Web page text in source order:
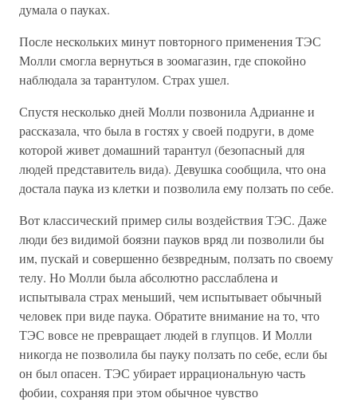
думала о пауках.
После нескольких минут повторного применения ТЭС
Молли смогла вернуться в зоомагазин, где спокойно
наблюдала за тарантулом. Страх ушел.
Спустя несколько дней Молли позвонила Адрианне и
рассказала, что была в гостях у своей подруги, в доме
которой живет домашний тарантул (безопасный для
людей представитель вида). Девушка сообщила, что она
достала паука из клетки и позволила ему ползать по себе.
Вот классический пример силы воздействия ТЭС. Даже
люди без видимой боязни пауков вряд ли позволили бы
им, пускай и совершенно безвредным, ползать по своему
телу. Но Молли была абсолютно расслаблена и
испытывала страх меньший, чем испытывает обычный
человек при виде паука. Обратите внимание на то, что
ТЭС вовсе не превращает людей в глупцов. И Молли
никогда не позволила бы пауку ползать по себе, если бы
он был опасен. ТЭС убирает иррациональную часть
фобии, сохраняя при этом обычное чувство